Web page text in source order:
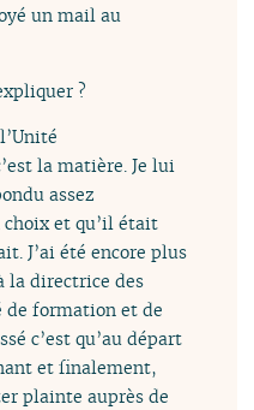
un mail au
?
la matière. Je lui
assez
choix et qu’il était
J’ai été encore plus
la directrice des
de formation et de
c’est qu’au départ
et finalement,
plainte auprès de